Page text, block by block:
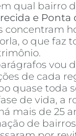
Sobre Comprar
qual bairro
e Ponta
concentram
o que
vou
de cada
quase toda
de vida, a
mais de 25
de